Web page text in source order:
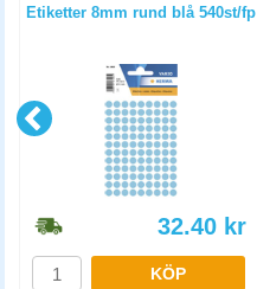
Etiketter 8mm rund blå 540st/fp
32.40 kr
KÖP